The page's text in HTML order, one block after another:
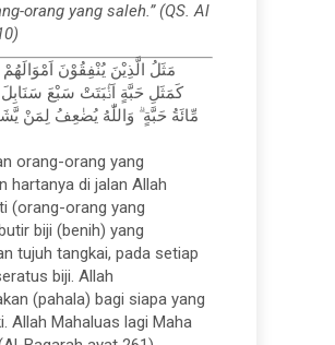
orang yang saleh.” (QS. Al
مَثَلُ الَّذِيْنَ يُنْفِقُوْنَ
كَمَثَلِ حَبَّةٍ اَنْۢبَتَتْ سَبْعَ
مِّائَةُ حَبَّةٍ ۗ وَاللّٰهُ يُضٰعِفُ لِمَنْ
orang-orang yang
hartanya di jalan Allah
(orang-orang yang
biji (benih) yang
tujuh tangkai, pada setiap
biji. Allah
(pahala) bagi siapa yang
Allah Mahaluas lagi Maha